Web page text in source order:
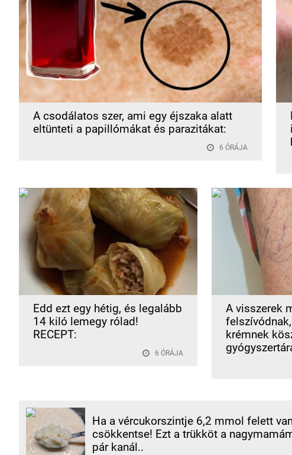
A csodálatos szer, ami egy éjszaka alatt
eltünteti a papillómákat és parazitákat:
6 ÓRÁJA
Edd ezt egy hétig, és legalább
14 kiló lemegy rólad!
RECEPT:
6 ÓRÁJA
A visszerek
krémnek
Ha a vércukorszintje 6,2 mmol felett
csökkentse! Ezt a trükköt a
pár kanál..